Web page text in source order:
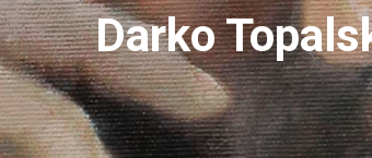
Darko